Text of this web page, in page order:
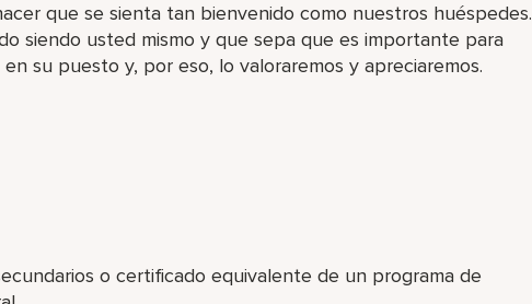
que se sienta tan bienvenido como nuestros huéspedes.
siendo usted mismo y que sepa que es importante para
su puesto y, por eso, lo valoraremos y apreciaremos.
o certificado equivalente de un programa de